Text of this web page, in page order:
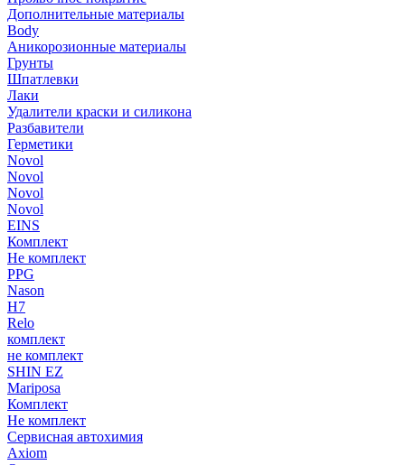
Дополнительные материалы
Body
Аникорозионные материалы
Грунты
Шпатлевки
Лаки
Удалители краски и силикона
Разбавители
Герметики
Novol
Novol
Novol
Novol
EINS
Комплект
Не комплект
PPG
Nason
H7
Relo
комплект
не комплект
SHIN EZ
Mariposa
Комплект
Не комплект
Сервисная автохимия
Axiom